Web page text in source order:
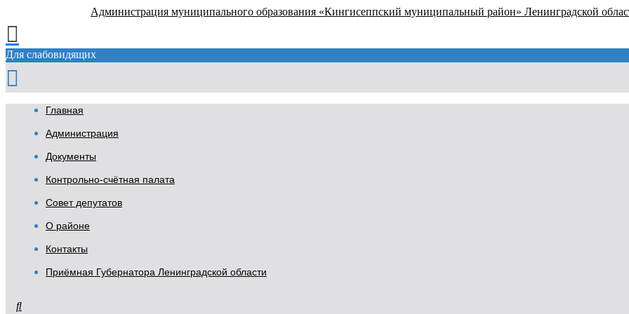
Администрация муниципального образования «Кингисеппский муниципальный район» Ленинградской
Для слабовидящих
Главная
Администрация
Документы
Контрольно-счётная палата
Совет депутатов
О районе
Контакты
Приёмная Губернатора Ленинградской области